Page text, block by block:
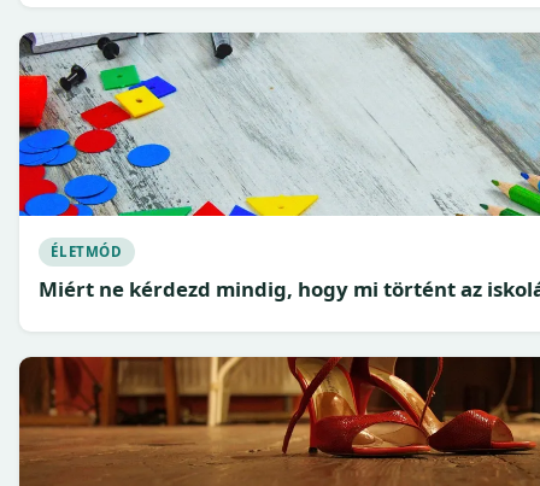
ÉLETMÓD
Miért ne kérdezd mindig, hogy mi történt az